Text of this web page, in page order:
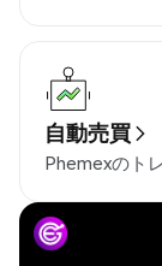
自動売買
Phemexのト